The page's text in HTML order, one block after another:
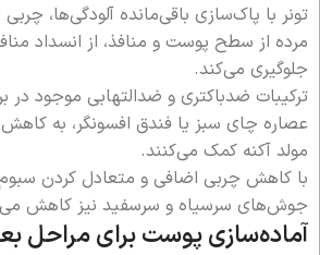
تونر با پاک‌سازی باقی‌مانده آلودگی‌ها،
مرده از سطح پوست و منافذ، از انسداد
جلوگیری می‌کند.
ترکیبات ضدباکتری و ضدالتهابی موجود در
عصاره چای سبز یا فندق افسونگر، به کاهش
مولد آکنه کمک می‌کنند.
با کاهش چربی اضافی و متعادل کردن
جوش‌های سرسیاه و سرسفید نیز کاهش
آماده‌سازی پوست برای مراحل